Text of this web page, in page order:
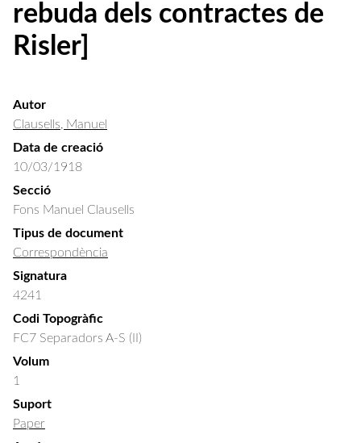
rebuda dels contractes de
Risler]
Autor
Clausells, Manuel
Data de creació
10/03/1918
Secció
Fons Manuel Clausells
Tipus de document
Correspondència
Signatura
4241
Codi Topogràfic
FC7 Separadors A-S (II)
Volum
1
Suport
Paper